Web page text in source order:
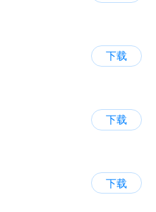
下载
下载
下载